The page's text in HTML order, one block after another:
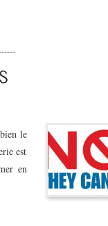
le
est
en